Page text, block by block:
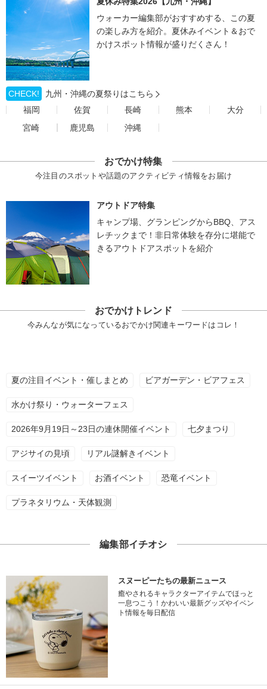
ウォーカー編集部がおすすめする、この夏
の楽しみ方を紹介。夏休みイベント＆おで
かけスポット情報が盛りだくさん！
CHECK!
九州・沖縄の夏祭りはこちら
福岡
佐賀 長崎 熊本
大分
宮崎
鹿児島 沖縄
おでかけ特集
今注目のスポットや話題のアクティビティ情報をお届け
アウトドア特集
キャンプ場、グランピングからBBQ、アス
レチックまで！非日常体験を存分に堪能で
きるアウトドアスポットを紹介
おでかけトレンド
今みんなが気になっているおでかけ関連キーワードはコレ！
夏の注目イベント・催しまとめ ビアガーデン・ビアフェス
水かけ祭り・ウォーターフェス
2026年9月19日～23日の連休開催イベント 七夕まつり
アジサイの見頃 リアル謎解きイベント
スイーツイベント お酒イベント 恐竜イベント
プラネタリウム・天体観測
編集部イチオシ
スヌーピーたちの最新ニュース
癒やされるキャラクターアイテムでほっと
一息つこう！かわいい最新グッズやイベン
ト情報を毎日配信